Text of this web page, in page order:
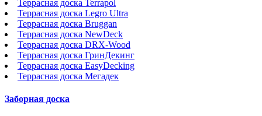
Террасная доска Terrapol
Террасная доска Legro Ultra
Террасная доска Bruggan
Террасная доска NewDeck
Террасная доска DRX-Wood
Террасная доска ГринДекинг
Террасная доска EasyDecking
Террасная доска Мегадек
Заборная доска